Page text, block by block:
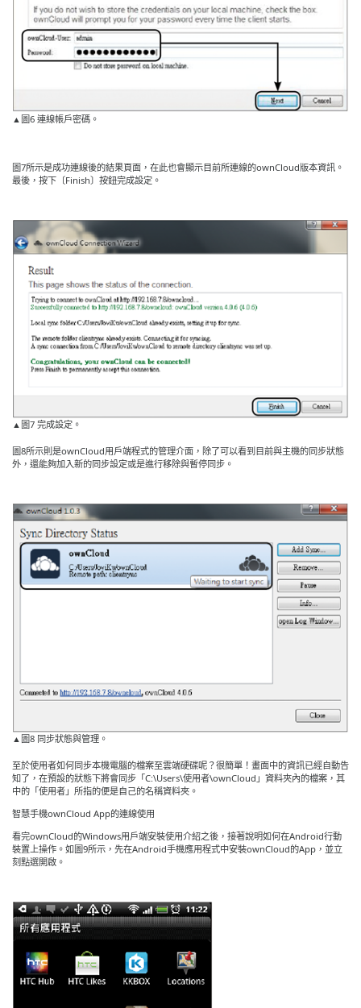
▲圖6 連線帳戶密碼。
圖7所示是成功連線後的結果頁面，在此也會顯示目前所連線的ownCloud版本資訊。
最後，按下〔Finish〕按鈕完成設定。
▲圖7 完成設定。
圖8所示則是ownCloud用戶端程式的管理介面，除了可以看到目前與主機的同步狀態
外，還能夠加入新的同步設定或是進行移除與暫停同步。
▲圖8 同步狀態與管理。
至於使用者如何同步本機電腦的檔案至雲端硬碟呢？很簡單！畫面中的資訊已經自動告
知了，在預設的狀態下將會同步「C:\Users\使用者\ownCloud」資料夾內的檔案，其
中的「使用者」所指的便是自己的名稱資料夾。
智慧手機ownCloud App的連線使用
看完ownCloud的Windows用戶端安裝使用介紹之後，接著說明如何在Android行動
裝置上操作。如圖9所示，先在Android手機應用程式中安裝ownCloud的App，並立
刻點選開啟。